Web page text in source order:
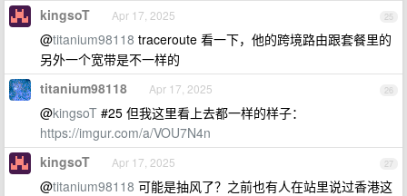
25
kingsoT Apr 17, 2025
@titanium98118 traceroute 看一下，他的跨境路由跟套餐里的
另外一个宽带是不一样的
26
titanium98118 Apr 17, 2025
@kingsoT #25 但我这里看上去都一样的样子：
https://imgur.com/a/VOU7N4n
27
kingsoT Apr 17, 2025
@titanium98118 可能是抽风了？之前也有人在站里说过香港这